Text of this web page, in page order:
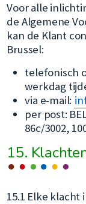
Voor alle
de Algemene
kan de Klant
Brussel:
telefonisch
werkdag
via e-mail:
per post:
86c/3002,
15.
15.1 Elke klacht